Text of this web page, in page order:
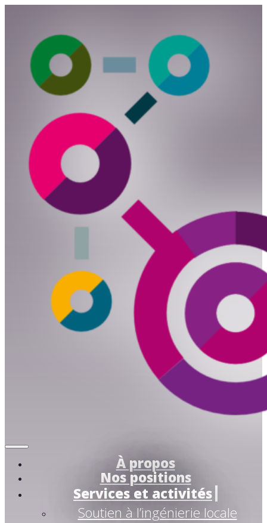
À propos
Nos positions
Services et activités
Soutien à l’ingénierie locale